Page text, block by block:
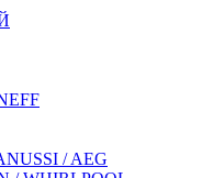
/ AEG